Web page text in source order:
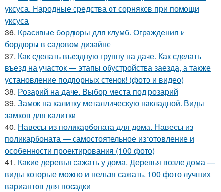
уксуса. Народные средства от сорняков при помощи
уксуса
36. Красивые бордюры для клумб. Ограждения и
бордюры в садовом дизайне
37. Как сделать въездную группу на даче. Как сделать
въезд на участок — этапы обустройства заезда, а также
установление подпорных стенок! (фото и видео)
38. Розарий на даче. Выбор места под розарий
39. Замок на калитку металлическую накладной. Виды
замков для калитки
40. Навесы из поликарбоната для дома. Навесы из
поликарбоната — самостоятельное изготовление и
особенности проектирования (100 фото)
41. Какие деревья сажать у дома. Деревья возле дома —
виды которые можно и нельзя сажать. 100 фото лучших
вариантов для посадки